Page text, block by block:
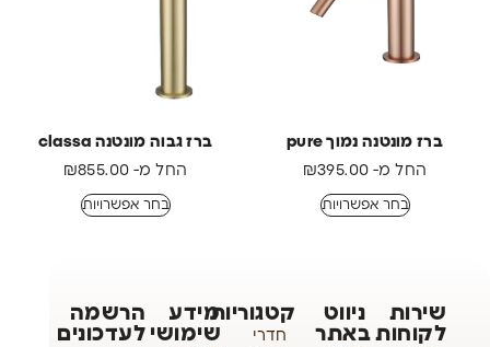
ברז מונטנה נמוך pure
החל מ-
₪395.00
בחר אפשרויות
ברז גבוה מונטנה classa
החל מ-
₪855.00
בחר אפשרויות
שירות
לקוחות
ניווט
באתר
קטגוריות
חדרי
מידע
שימושי
הרשמה
לעדכונים